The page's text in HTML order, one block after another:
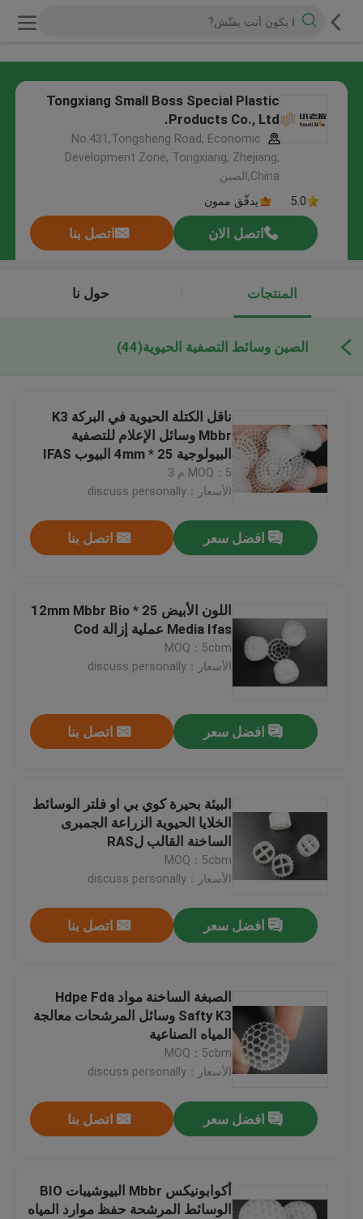
Tongxiang Small Boss Special Plastic
Products Co., Ltd.
No.431,Tongsheng Road, Economic
Development Zone, Tongxiang, Zhejiang,
China,الصين
5.0
يدقّق ممون
اتصل الان اتصل بنا
المنتجات حول نا
الصين وسائط التصفية الحيوية(44)
ناقل الكتلة الحيوية في البركة K3
Mbbr وسائل الإعلام للتصفية
البيولوجية 25 * 4mm البيوب IFAS
معالجة المياه اللون الأبيض HDPE
MOQ：5 م 3
الأسعار：discuss personally
افضل سعر اتصل بنا
اللون الأبيض 25 * 12mm Mbbr Bio
Media Ifas عملية إزالة Cod
MOQ：5cbm
الأسعار：discuss personally
افضل سعر اتصل بنا
البيئة بحيرة كوي بي او فلتر الوسائط
الخلايا الحيوية الزراعة الجمبرى
الساخنة القالب لRAS
MOQ：5cbm
الأسعار：discuss personally
افضل سعر اتصل بنا
الصبغة الساخنة مواد Hdpe Fda
Safty K3 وسائل المرشحات معالجة
المياه الصناعية
MOQ：5cbm
الأسعار：discuss personally
افضل سعر اتصل بنا
أكوابونيكس Mbbr البيوشيبات BIO
الوسائط المرشحة حفظ موارد المياه